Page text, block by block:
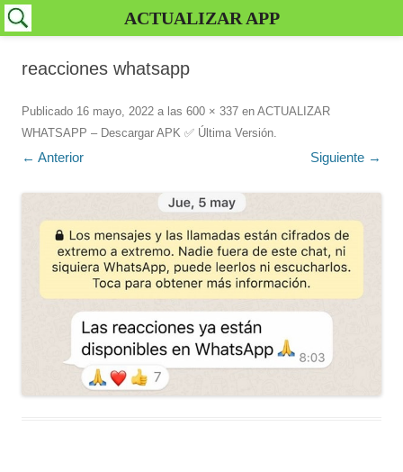
reacciones whatsapp
Publicado 16 mayo, 2022 a las 600 × 337 en ACTUALIZAR
WHATSAPP – Descargar APK ✅️ Última Versión.
← Anterior Siguiente →
ACTUALIZAR APP